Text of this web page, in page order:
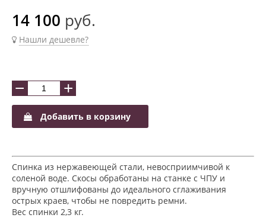
14 100 руб.
Нашли дешевле?
− +
Добавить в корзину
Спинка из нержавеющей стали, невосприимчивой к
соленой воде. Скосы обработаны на станке c ЧПУ и
вручную отшлифованы до идеального сглаживания
острых краев, чтобы не повредить ремни.
Вес спинки 2,3 кг.